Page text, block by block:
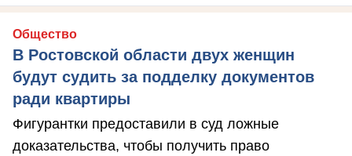
Общество
В Ростовской области двух женщин
будут судить за подделку документов
ради квартиры
Фигурантки предоставили в суд ложные
доказательства, чтобы получить право